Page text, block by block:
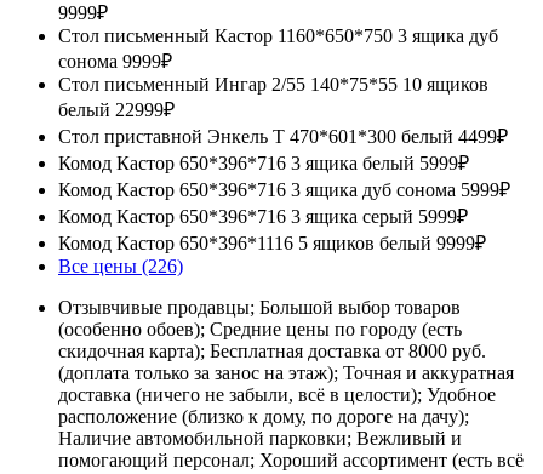
9999₽
Стол письменный Кастор 1160*650*750 3 ящика дуб
сонома 9999₽
Стол письменный Ингар 2/55 140*75*55 10 ящиков
белый 22999₽
Стол приставной Энкель Т 470*601*300 белый 4499₽
Комод Кастор 650*396*716 3 ящика белый 5999₽
Комод Кастор 650*396*716 3 ящика дуб сонома 5999₽
Комод Кастор 650*396*716 3 ящика серый 5999₽
Комод Кастор 650*396*1116 5 ящиков белый 9999₽
Все цены (226)
Отзывчивые продавцы; Большой выбор товаров
(особенно обоев); Средние цены по городу (есть
скидочная карта); Бесплатная доставка от 8000 руб.
(доплата только за занос на этаж); Точная и аккуратная
доставка (ничего не забыли, всё в целости); Удобное
расположение (близко к дому, по дороге на дачу);
Наличие автомобильной парковки; Вежливый и
помогающий персонал; Хороший ассортимент (есть всё